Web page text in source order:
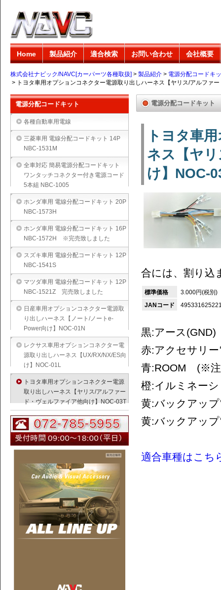
Home 製品紹介 適合検索 お問い合わせ 会社概要
株式会社ナビック/NAVC[カーパーツ各種取扱] > 製品紹介 > 電源分配コードキ
> トヨタ車用オプションコネクター電源取り出しハーネス【ヤリス/アルファ
電源分配コードキット
トヨタ車
ネス【ヤ
け】NOC-
合には、割り込
標準価格
3.000円(税別)
JANコード
黒:アース(GND)
赤:アクセサリ
青:ROOM (※
橙:イルミネー
黄:バックアッ
黄:バックアッ
適合車種はこち
電源分配コードキット
各種自動車用電線
三菱車用 電線分配コードキット 14P
NBC-1531M
全車対応 簡易電源分配コードキット
ワンタッチコネクター付き電源コード
5本組 NBC-1005
ホンダ車用 電線分配コードキット 20P
NBC-1573H
ホンダ車用 電線分配コードキット 16P
NBC-1572H ※完売致しました
スズキ車用 電線分配コードキット 12P
NBC-1541S
マツダ車用 電線分配コードキット 12P
NBC-1521Z 完売致しました
日産車用オプションコネクター電源取
り出しハーネス【ノート/ノートe-
Power向け】NOC-01N
レクサス車用オプションコネクター電
源取り出しハーネス【UX/RX/NX/ES向
け】NOC-01L
トヨタ車用オプションコネクター電源
取り出しハーネス【ヤリス/アルファー
ド・ヴェルファイア他向け】NOC-03T